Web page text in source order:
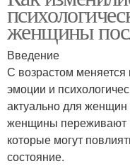
женщины
Введение
С возрастом
эмоции и
актуально для женщин
женщины переживают
которые могут
состояние.